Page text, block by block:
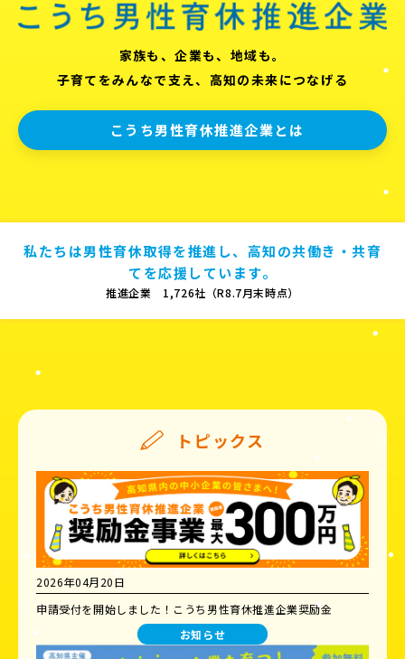
家族も、企業も、地域も。
子育てをみんなで支え、高知の未来につなげる
こうち男性育休推進企業とは
私たちは男性育休取得を推進し、高知の共働き・共育
てを応援しています。
推進企業 1,726社（R8.7月末時点）
トピックス
2026年04月20日
申請受付を開始しました！こうち男性育休推進企業奨励金
お知らせ